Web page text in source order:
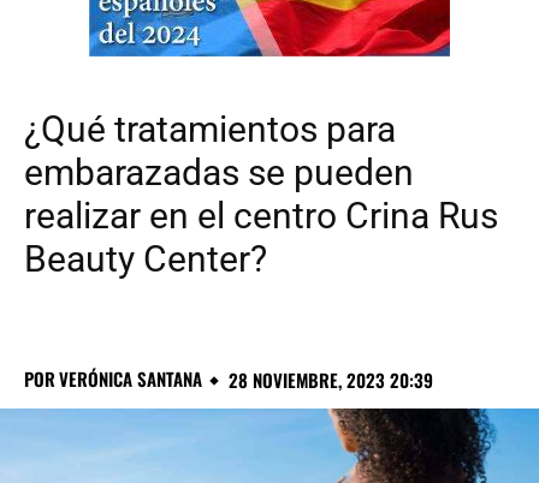
¿Qué tratamientos para
embarazadas se pueden
realizar en el centro Crina Rus
Beauty Center?
PORVERÓNICA SANTANA 28 NOVIEMBRE, 2023 20:39